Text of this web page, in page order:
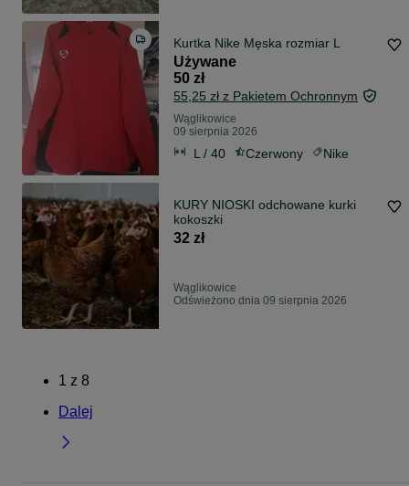
Kurtka Nike Męska rozmiar L
Używane
50 zł
55,25 zł z Pakietem Ochronnym
Wąglikowice
09 sierpnia 2026
L / 40 Czerwony Nike
KURY NIOSKI odchowane kurki
kokoszki
32 zł
Wąglikowice
Odświeżono dnia 09 sierpnia 2026
1 z 8
Dalej